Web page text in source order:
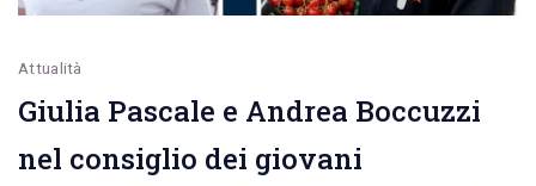
Attualità
Giulia Pascale e Andrea Boccuzzi
nel consiglio dei giovani